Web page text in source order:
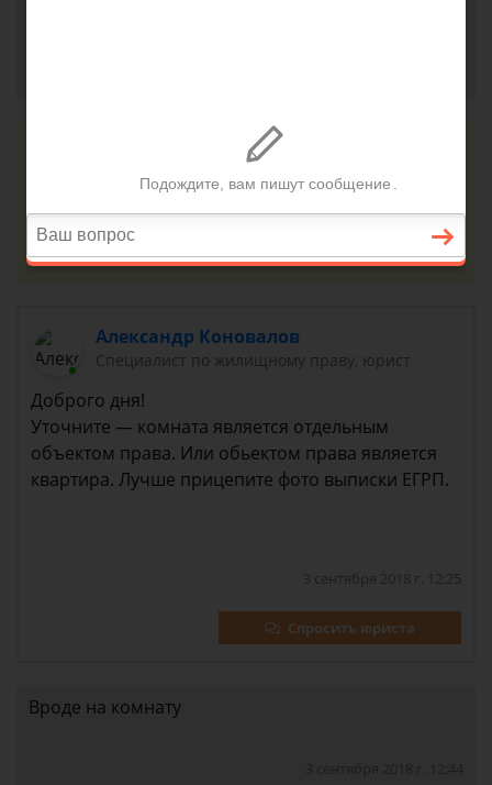
Консультация юриста онлайн
Ответ на сайте в течении 15 минут
Александр Коновалов
Специалист по жилищному праву, юрист
Доброго дня!
Уточните — комната является отдельным
объектом права. Или обьектом права является
квартира. Лучше прицепите фото выписки ЕГРП.
3 сентября 2018 г. 12:25
Спросить юриста
Вроде на комнату